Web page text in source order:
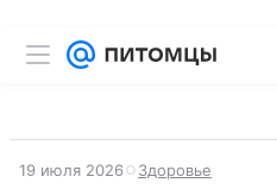
19 июля 2026 Здоровье